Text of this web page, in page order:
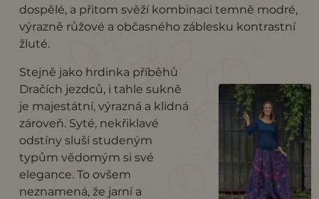
dospělé, a přitom svěží kombinaci temně modré,
výrazně růžové a občasného záblesku kontrastní
žluté.
Stejně jako hrdinka příběhů
Dračích jezdců, i tahle sukně
je majestátní, výrazná a klidná
zároveň. Syté, nekřiklavé
odstíny sluší studeným
typům vědomým si své
elegance. To ovšem
neznamená, že jarní a